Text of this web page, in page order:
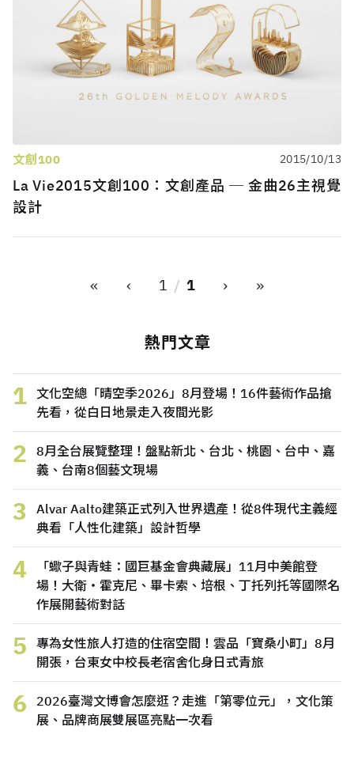
文創100 2015/10/13
La Vie2015文創100：文創產品 ─ 金曲26主視覺
設計
« ‹ › »
1 1
熱門文章
1
文化空總「晴空季2026」8月登場！16件藝術作品搶
先看，從白日地景走入夜間光影
2
8月全台展覽整理！盤點新北、台北、桃園、台中、嘉
義、台南8個藝文現場
3
Alvar Aalto建築正式列入世界遺產！從8件現代主義經
典看「人性化建築」設計哲學
4
「蠍子與青蛙：國巨基金會典藏展」11月中美館登
場！大衛・霍克尼、畢卡索、培根、丁托列托等國際名
作展開藝術對話
5
專為女性旅人打造的住宿空間！雲品「寶桑小町」8月
開張，台東女中校長老宿舍化身日式青旅
6
2026臺灣文博會怎麼逛？走進「第零位元」，文化策
展、品牌商展雙展區亮點一次看